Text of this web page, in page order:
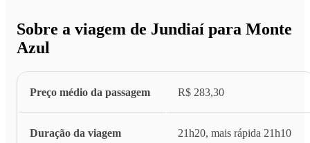
Sobre a viagem de Jundiaí para Monte
Azul
Preço médio da passagem R$ 283,30
Duração da viagem 21h20, mais rápida 21h10